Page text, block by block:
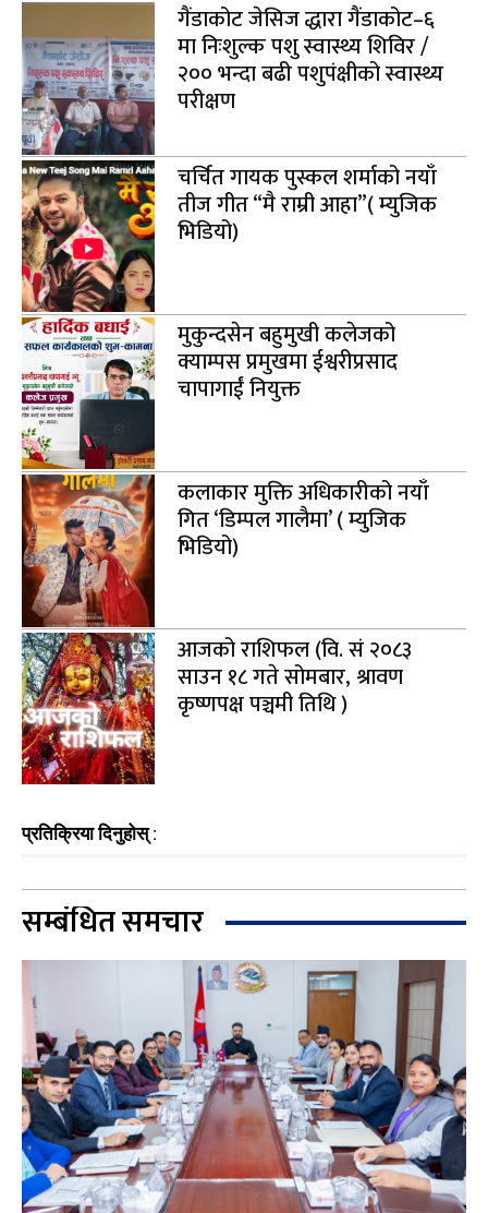
गैंडाकोट जेसिज द्धारा गैंडाकोट–६
मा निःशुल्क पशु स्वास्थ्य शिविर /
२०० भन्दा बढी पशुपंक्षीको स्वास्थ्य
परीक्षण
चर्चित गायक पुस्कल शर्माको नयाँ
तीज गीत “मै राम्री आहा”( म्युजिक
भिडियो)
मुकुन्दसेन बहुमुखी कलेजको
क्याम्पस प्रमुखमा ईश्वरीप्रसाद
चापागाईं नियुक्त
कलाकार मुक्ति अधिकारीको नयाँ
गित ‘डिम्पल गालैमा’ ( म्युजिक
भिडियो)
आजको राशिफल (वि. सं २०८३
साउन १८ गते सोमबार, श्रावण
कृष्णपक्ष पञ्चमी तिथि )
प्रतिक्रिया दिनुहोस् :
सम्बंधित समचार